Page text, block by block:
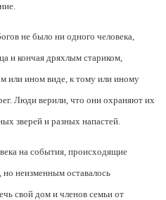
не было ни одного человека,
и кончая дряхлым стариком,
или ином виде, к тому или иному
Люди верили, что они охраняют их
зверей и разных напастей.
на события, происходящие
но неизменным оставалось
свой дом и членов семьи от